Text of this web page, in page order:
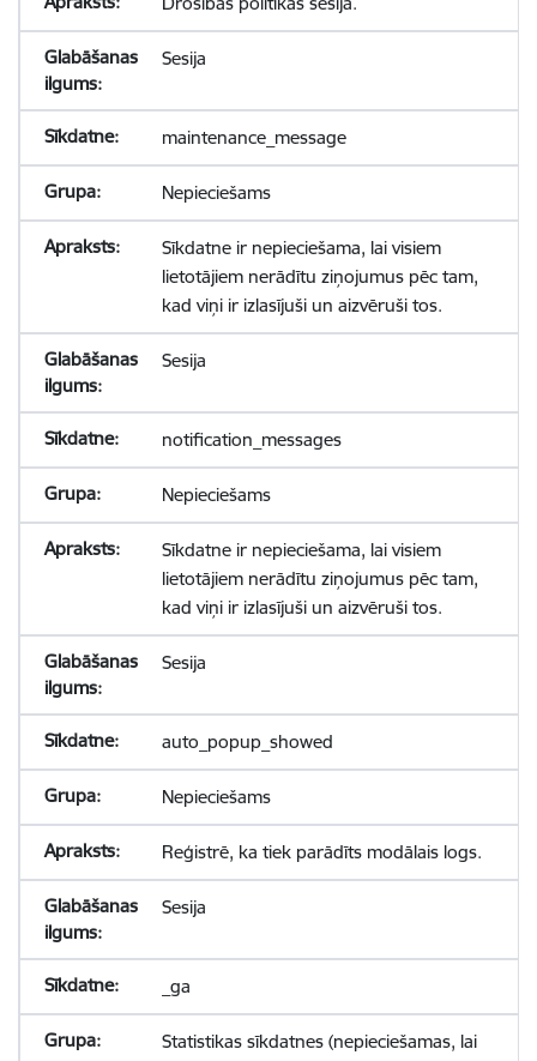
Sesija
maintenance_message
Nepieciešams
Sīkdatne ir nepieciešama, lai visiem
lietotājiem nerādītu ziņojumus pēc tam,
kad viņi ir izlasījuši un aizvēruši tos.
Sesija
notification_messages
Nepieciešams
Sīkdatne ir nepieciešama, lai visiem
lietotājiem nerādītu ziņojumus pēc tam,
kad viņi ir izlasījuši un aizvēruši tos.
Sesija
auto_popup_showed
Nepieciešams
Reģistrē, ka tiek parādīts modālais logs.
Sesija
_ga
Statistikas sīkdatnes (nepieciešamas, lai